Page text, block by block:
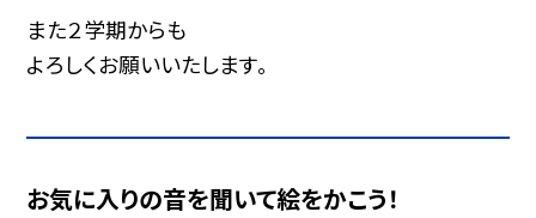
また２学期からも
よろしくお願いいたします。
お気に入りの音を聞いて絵をかこう！